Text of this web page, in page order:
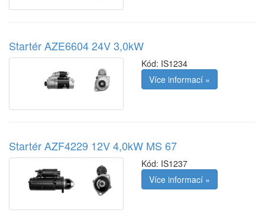
Startér AZE6604 24V 3,0kW
Kód: IS1234
Více informací »
Startér AZF4229 12V 4,0kW MS 67
Kód: IS1237
Více informací »